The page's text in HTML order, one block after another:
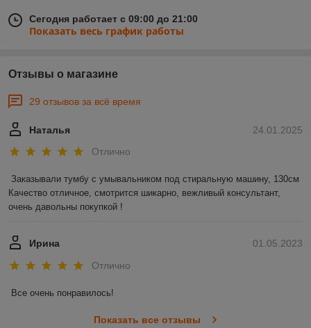
Сегодня работает с 09:00 до 21:00
Показать весь график работы
Отзывы о магазине
29 отзывов за всё время
24.01.2025
Наталья
Отлично
Заказывали тумбу с умывальником под стиральную машину, 130см
Качество отличное, смотрится шикарно, вежливый консультант,
очень давольны покупкой !
01.05.2023
Ирина
Отлично
Все очень понравилось!
Показать все отзывы